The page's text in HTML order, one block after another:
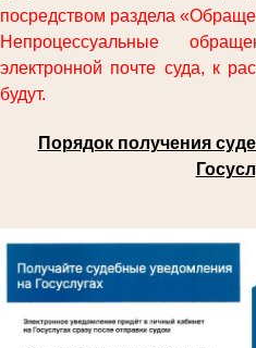
посредством раздела
Непроцессуальные
электронной почте суда, к
будут.
Порядок получения